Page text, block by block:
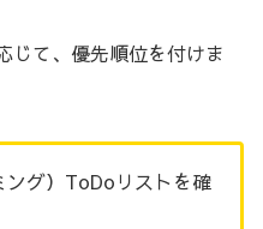
て、優先順位を付けま
ング）ToDoリストを確